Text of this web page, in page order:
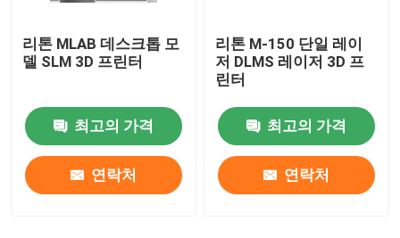
와이어 굽기 기계 DMIS-V1
와이어 굽기 기계 DMIS-V1
리톤 MLAB 데스크톱 모
델 SLM 3D 프린터
최고의 가격
연락처
리톤 M-150 단일 레이
저 DLMS 레이저 3D 프
린터
최고의 가격
연락처